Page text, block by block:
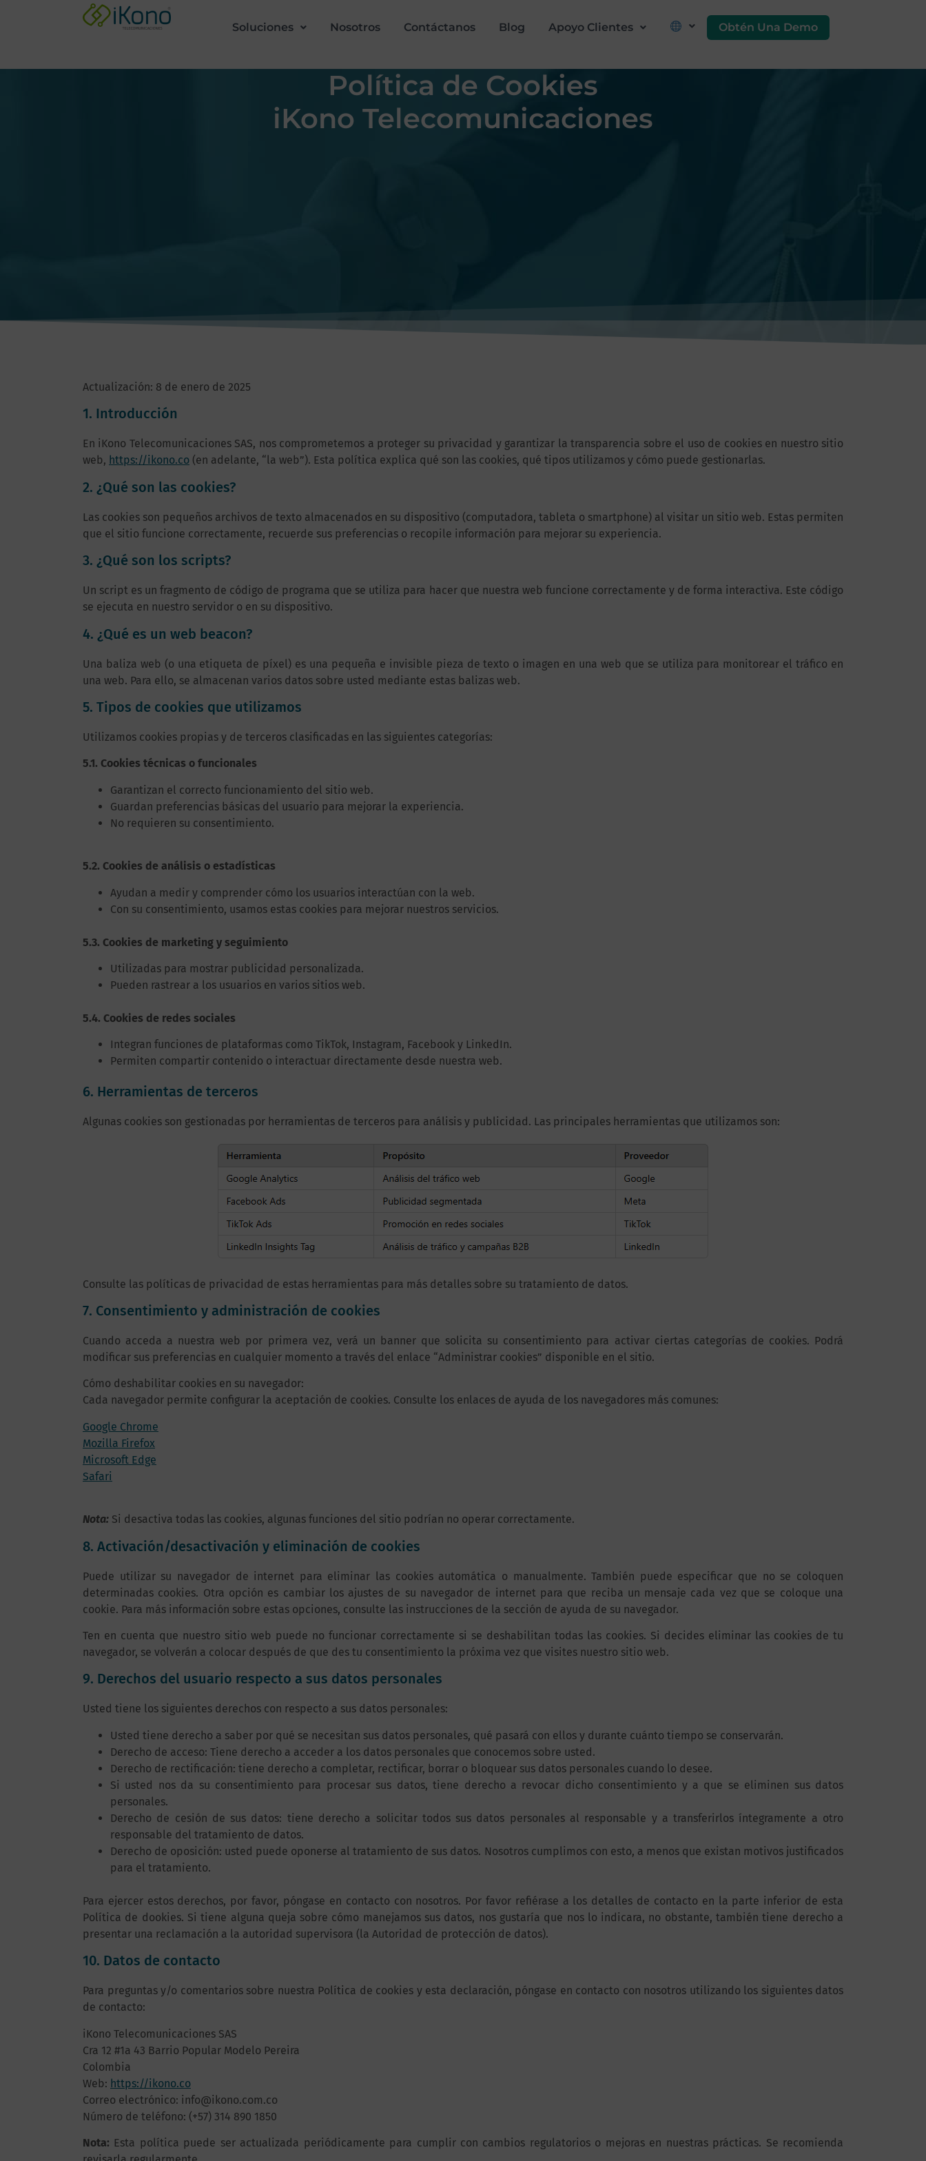
Soluciones Nosotros Contáctanos Blog Apoyo Clientes Obtén Una Demo
Política de Cookies
iKono Telecomunicaciones
Actualización: 8 de enero de 2025
1. Introducción
En iKono Telecomunicaciones SAS, nos comprometemos a proteger su privacidad y garantizar la transparencia sobre el uso de cookies en nuestro sitio
web, https://ikono.co (en adelante, “la web”). Esta política explica qué son las cookies, qué tipos utilizamos y cómo puede gestionarlas.
2. ¿Qué son las cookies?
Las cookies son pequeños archivos de texto almacenados en su dispositivo (computadora, tableta o smartphone) al visitar un sitio web. Estas permiten
que el sitio funcione correctamente, recuerde sus preferencias o recopile información para mejorar su experiencia.
3. ¿Qué son los scripts?
Un script es un fragmento de código de programa que se utiliza para hacer que nuestra web funcione correctamente y de forma interactiva. Este código
se ejecuta en nuestro servidor o en su dispositivo.
4. ¿Qué es un web beacon?
Una baliza web (o una etiqueta de píxel) es una pequeña e invisible pieza de texto o imagen en una web que se utiliza para monitorear el tráfico en
una web. Para ello, se almacenan varios datos sobre usted mediante estas balizas web.
5. Tipos de cookies que utilizamos
Utilizamos cookies propias y de terceros clasificadas en las siguientes categorías:
5.1. Cookies técnicas o funcionales
Garantizan el correcto funcionamiento del sitio web.
Guardan preferencias básicas del usuario para mejorar la experiencia.
No requieren su consentimiento.
5.2. Cookies de análisis o estadísticas
Ayudan a medir y comprender cómo los usuarios interactúan con la web.
Con su consentimiento, usamos estas cookies para mejorar nuestros servicios.
5.3. Cookies de marketing y seguimiento
Utilizadas para mostrar publicidad personalizada.
Pueden rastrear a los usuarios en varios sitios web.
5.4. Cookies de redes sociales
Integran funciones de plataformas como TikTok, Instagram, Facebook y LinkedIn.
Permiten compartir contenido o interactuar directamente desde nuestra web.
6. Herramientas de terceros
Algunas cookies son gestionadas por herramientas de terceros para análisis y publicidad. Las principales herramientas que utilizamos son:
Consulte las políticas de privacidad de estas herramientas para más detalles sobre su tratamiento de datos.
7. Consentimiento y administración de cookies
Cuando acceda a nuestra web por primera vez, verá un banner que solicita su consentimiento para activar ciertas categorías de cookies. Podrá
modificar sus preferencias en cualquier momento a través del enlace “Administrar cookies” disponible en el sitio.
Cómo deshabilitar cookies en su navegador:
Cada navegador permite configurar la aceptación de cookies. Consulte los enlaces de ayuda de los navegadores más comunes:
Google Chrome
Mozilla Firefox
Microsoft Edge
Safari
Nota: Si desactiva todas las cookies, algunas funciones del sitio podrían no operar correctamente.
8. Activación/desactivación y eliminación de cookies
Puede utilizar su navegador de internet para eliminar las cookies automática o manualmente. También puede especificar que no se coloquen
determinadas cookies. Otra opción es cambiar los ajustes de su navegador de internet para que reciba un mensaje cada vez que se coloque una
cookie. Para más información sobre estas opciones, consulte las instrucciones de la sección de ayuda de su navegador.
Ten en cuenta que nuestro sitio web puede no funcionar correctamente si se deshabilitan todas las cookies. Si decides eliminar las cookies de tu
navegador, se volverán a colocar después de que des tu consentimiento la próxima vez que visites nuestro sitio web.
9. Derechos del usuario respecto a sus datos personales
Usted tiene los siguientes derechos con respecto a sus datos personales:
Usted tiene derecho a saber por qué se necesitan sus datos personales, qué pasará con ellos y durante cuánto tiempo se conservarán.
Derecho de acceso: Tiene derecho a acceder a los datos personales que conocemos sobre usted.
Derecho de rectificación: tiene derecho a completar, rectificar, borrar o bloquear sus datos personales cuando lo desee.
Si usted nos da su consentimiento para procesar sus datos, tiene derecho a revocar dicho consentimiento y a que se eliminen sus datos
personales.
Derecho de cesión de sus datos: tiene derecho a solicitar todos sus datos personales al responsable y a transferirlos íntegramente a otro
responsable del tratamiento de datos.
Derecho de oposición: usted puede oponerse al tratamiento de sus datos. Nosotros cumplimos con esto, a menos que existan motivos justificados
para el tratamiento.
Para ejercer estos derechos, por favor, póngase en contacto con nosotros. Por favor refiérase a los detalles de contacto en la parte inferior de esta
Política de dookies. Si tiene alguna queja sobre cómo manejamos sus datos, nos gustaría que nos lo indicara, no obstante, también tiene derecho a
presentar una reclamación a la autoridad supervisora (la Autoridad de protección de datos).
10. Datos de contacto
Para preguntas y/o comentarios sobre nuestra Política de cookies y esta declaración, póngase en contacto con nosotros utilizando los siguientes datos
de contacto:
iKono Telecomunicaciones SAS
Cra 12 #1a 43 Barrio Popular Modelo Pereira
Colombia
Web: https://ikono.co
Correo electrónico: info@ikono.com.co
Número de teléfono: (+57) 314 890 1850
Nota: Esta política puede ser actualizada periódicamente para cumplir con cambios regulatorios o mejoras en nuestras prácticas. Se recomienda